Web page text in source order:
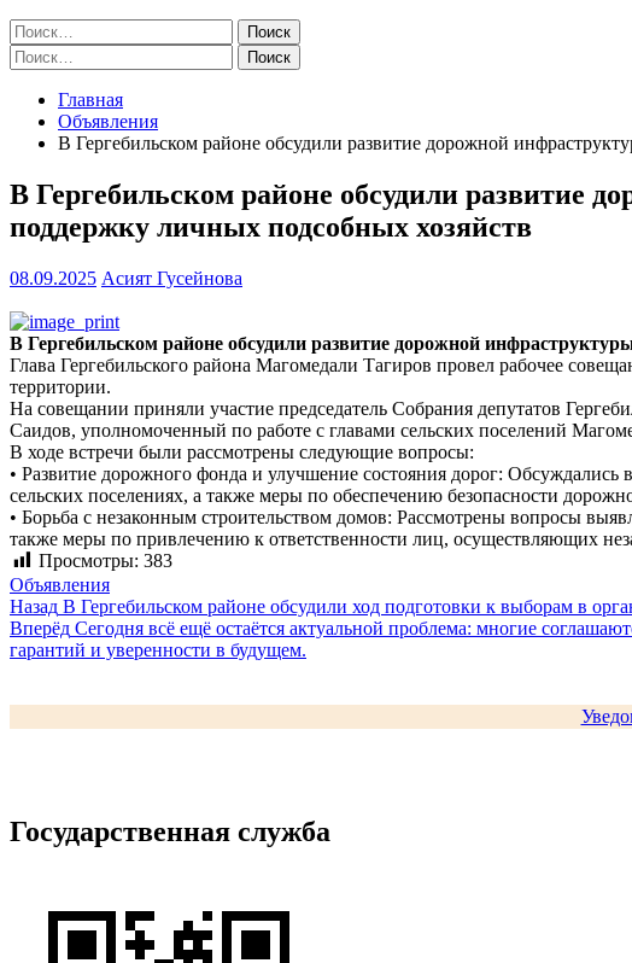
Найти:
Найти:
Главная
Объявления
В Гергебильском районе обсудили развитие дорожной
В Гергебильском районе обсудили развитие
поддержку личных подсобных хозяйств
08.09.2025 Асият Гусейнова
В Гергебильском районе обсудили развитие дорожной
Глава Гергебильского района Магомедали Тагиров провел рабочее
территории.
На совещании приняли участие председатель Собрания депутатов
Саидов, уполномоченный по работе с главами сельских поселений
В ходе встречи были рассмотрены следующие вопросы:
• Развитие дорожного фонда и улучшение состояния дорог:
сельских поселениях, а также меры по обеспечению безопасности
• Борьба с незаконным строительством домов: Рассмотрены вопросы
также меры по привлечению к ответственности лиц, осуществляющих
Просмотры: 383
Объявления
Навигация
по
Назад Предыдущая
запись:
В Гергебильском районе обсудили ход подготовки к выборам в
Вперёд Следующая
запись:
Сегодня всё ещё остаётся актуальной проблема: многие
гарантий и уверенности в будущем.
Государственная служба